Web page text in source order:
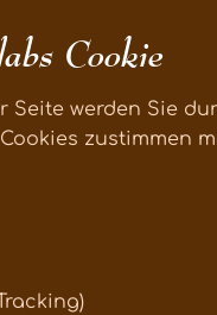
Cookie
Seite werden Sie
zustimmen